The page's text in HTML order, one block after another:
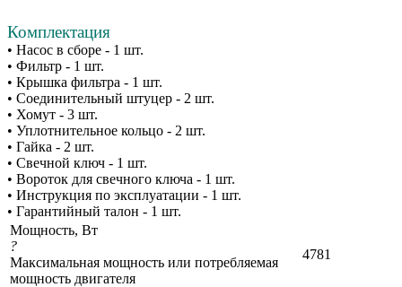
Комплектация
• Насос в сборе - 1 шт.
• Фильтр - 1 шт.
• Крышка фильтра - 1 шт.
• Соединительный штуцер - 2 шт.
• Хомут - 3 шт.
• Уплотнительное кольцо - 2 шт.
• Гайка - 2 шт.
• Свечной ключ - 1 шт.
• Вороток для свечного ключа - 1 шт.
• Инструкция по эксплуатации - 1 шт.
• Гарантийный талон - 1 шт.
Мощность, Вт
?
Максимальная мощность или потребляемая
мощность двигателя
4781